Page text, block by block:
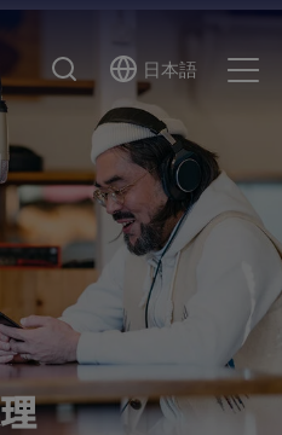
検
索
Select
Language
日本語